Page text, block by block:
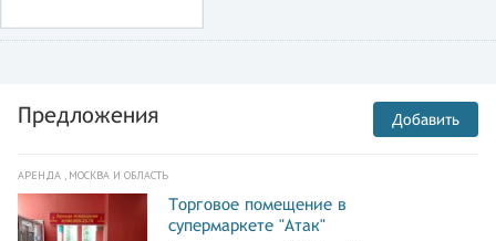
Предложения Добавить
АРЕНДА , МОСКВА И ОБЛАСТЬ
Торговое помещение в
супермаркете "Атак"